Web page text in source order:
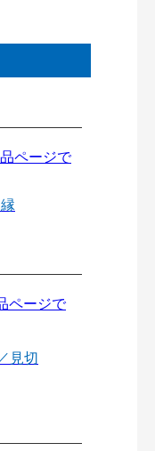
見切